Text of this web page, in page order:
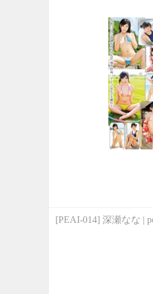
[PEAI-014] 深瀬なな |